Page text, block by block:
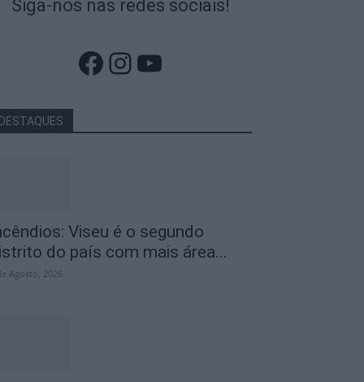
Siga-nos nas redes sociais!
Facebook
Instagram
YouTube
DESTAQUES
Viseu é o segundo
do país com mais área...
Agosto, 2026